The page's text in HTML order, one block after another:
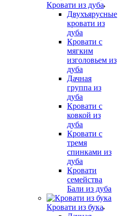
Кровати из дуба
Двухъярусные
кровати из
дуба
Кровати с
мягким
изголовьем из
дуба
Дачная
группа из
дуба
Кровати с
ковкой из
дуба
Кровати с
тремя
спинками из
дуба
Кровати
семейства
Бали из дуба
Кровати из бука